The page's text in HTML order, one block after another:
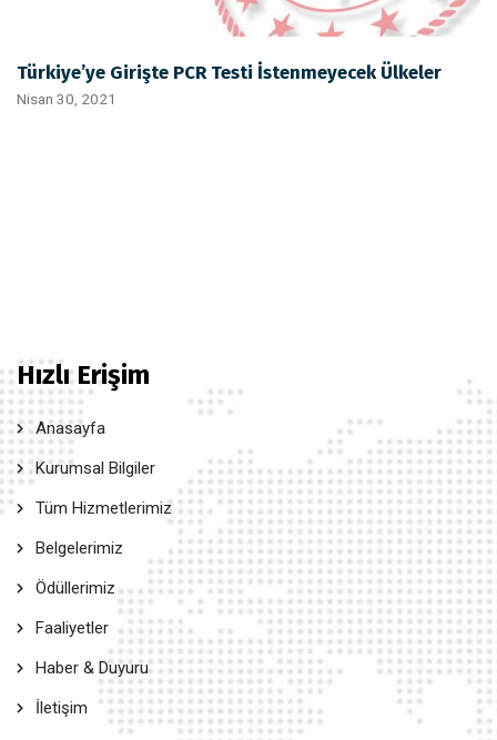
Türkiye’ye Girişte PCR Testi İstenmeyecek Ülkeler
Nisan 30, 2021
Hızlı Erişim
Anasayfa
Kurumsal Bilgiler
Tüm Hizmetlerimiz
Belgelerimiz
Ödüllerimiz
Faaliyetler
Haber & Duyuru
İletişim